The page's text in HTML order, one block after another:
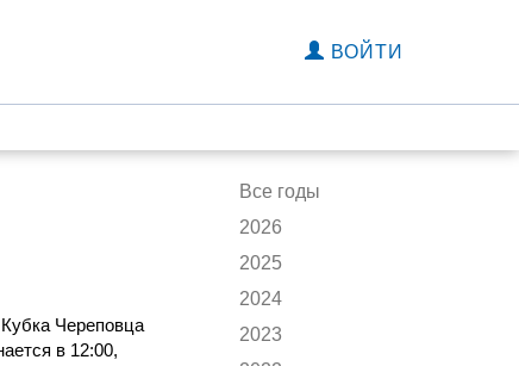
ВОЙТИ
Все годы
2026
2025
2024
2023
Череповца
в 12:00,